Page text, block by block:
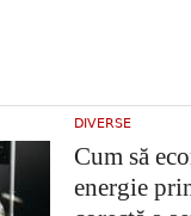
DIVERSE
Cum să
energie